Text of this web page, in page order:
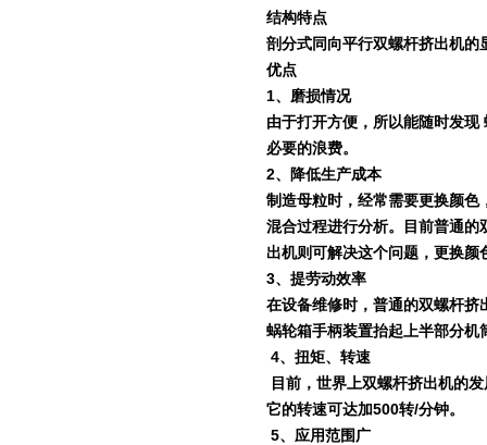
结构特点
剖分式同向平行双螺杆挤出机的
优点
1、磨损情况
由于打开方便，所以能随时发
必要的浪费。
2、降低生产成本
制造母粒时，经常需要更换颜
混合过程进行分析。目前普通的
出机则可解决这个问题，更换
3、提劳动效率
在设备维修时，普通的双螺杆
蜗轮箱手柄装置抬起上半部分机
4、扭矩、转速
目前，世界上双螺杆挤出机的
它的转速可达加500转/分钟。
5、应用范围广